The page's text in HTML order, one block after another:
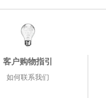
客户购物指引
如何联系我们